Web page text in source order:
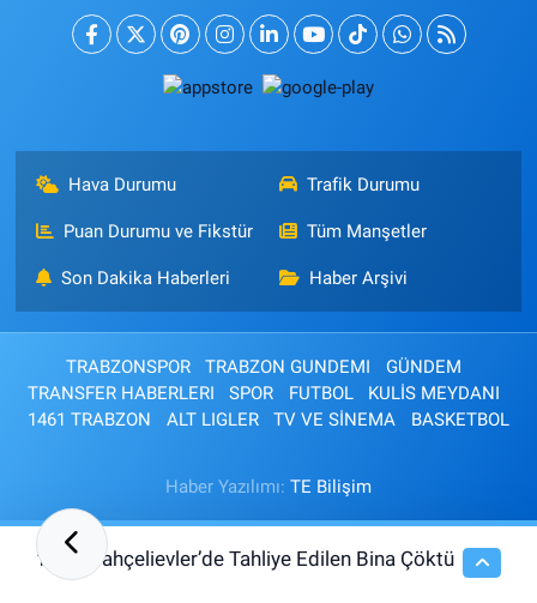
Hava Durumu Trafik Durumu
Puan Durumu ve Fikstür Tüm Manşetler
Son Dakika Haberleri Haber Arşivi
TRABZONSPOR TRABZON GUNDEMI
GÜNDEM
TRANSFER HABERLERI
SPOR FUTBOL
KULİS MEYDANI
1461 TRABZON
ALT LIGLER TV VE SİNEMA BASKETBOL
Haber Yazılımı: TE Bilişim
12:47 Bahçelievler’de Tahliye Edilen Bina Çöktü